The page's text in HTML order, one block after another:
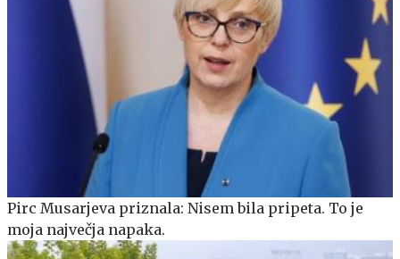
Pirc Musarjeva priznala: Nisem bila pripeta. To je
moja največja napaka.